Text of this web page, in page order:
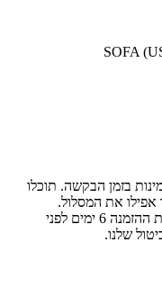
בזמן הבקשה. תוכלו
את המסלול.
עם זאת, אם תרצו לבצע שינויים או לבטל את ההזמנה 6 ימים לפני
שלנו.